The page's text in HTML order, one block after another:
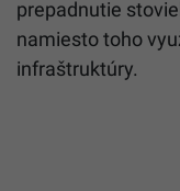
politici.